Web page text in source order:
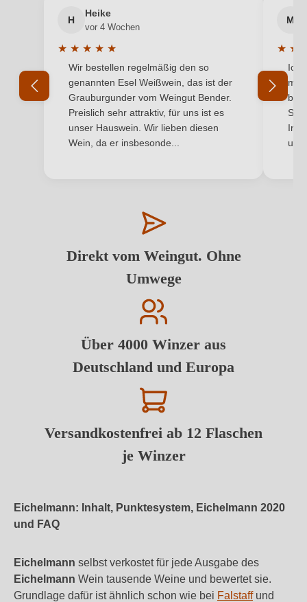
H
Heike
vor 4 Wochen
★ ★ ★ ★ ★
Durchschnittliche Bewertung von 5 von 5 Sternen
Wir bestellen regelmäßig den so
genannten Esel Weißwein, das ist der
Grauburgunder vom Weingut Bender.
Preislich sehr attraktiv, für uns ist es
unser Hauswein. Wir lieben diesen
Wein, da er insbesonde...
M
★ ★
Ich
mit
und
Direkt vom Weingut. Ohne
Umwege
Über 4000 Winzer aus
Deutschland und Europa
Versandkostenfrei ab 12 Flaschen
je Winzer
Eichelmann: Inhalt, Punktesystem, Eichelmann 2020
und FAQ
Eichelmann selbst verkostet für jede Ausgabe des
Eichelmann Wein tausende Weine und bewertet sie.
Grundlage dafür ist ähnlich schon wie bei Falstaffund